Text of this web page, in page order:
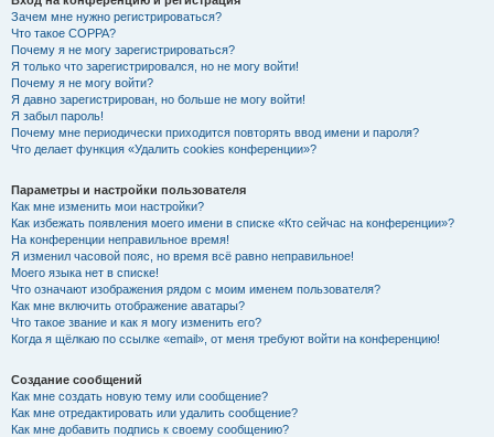
Зачем мне нужно регистрироваться?
Что такое COPPA?
Почему я не могу зарегистрироваться?
Я только что зарегистрировался, но не могу войти!
Почему я не могу войти?
Я давно зарегистрирован, но больше не могу войти!
Я забыл пароль!
Почему мне периодически приходится повторять ввод имени и пароля?
Что делает функция «Удалить cookies конференции»?
Параметры и настройки пользователя
Как мне изменить мои настройки?
Как избежать появления моего имени в списке «Кто сейчас на конференции»?
На конференции неправильное время!
Я изменил часовой пояс, но время всё равно неправильное!
Моего языка нет в списке!
Что означают изображения рядом с моим именем пользователя?
Как мне включить отображение аватары?
Что такое звание и как я могу изменить его?
Когда я щёлкаю по ссылке «email», от меня требуют войти на конференцию!
Создание сообщений
Как мне создать новую тему или сообщение?
Как мне отредактировать или удалить сообщение?
Как мне добавить подпись к своему сообщению?